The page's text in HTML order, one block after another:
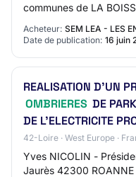
communes de LA
Acheteur: SEM LEA - LES
Date de publication: 16 juin
REALISATION D'UN
OMBRIERES DE
DE L'ELECTRICITE
42-Loire · West Europe ·
Yves NICOLIN -
Jaurès 42300